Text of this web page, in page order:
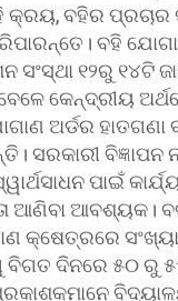
କ୍ରୟ, ବହିର ପ୍ରଚାର
ବହି
୧୨ରୁ ୧୪ଟି
କେନ୍ଦ୍ରୀୟ
ଅର୍ଡର ହାତଗଣା
ସରକାରୀ ବିଜ୍ଞାପନ
ପାଇଁ
ଆଣିବା ଆବଶ୍ୟକ।
କ୍ଷେତ୍ରରେ
ଦିନରେ ୫୦ ରୁ